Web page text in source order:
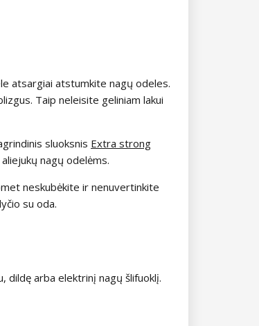
atsargiai atstumkite nagų odeles.
Taip neleisite geliniam lakui
sluoksnis Extra strong
nagų odelėms.
neskubėkite ir nenuvertinkite
su oda.
dildę arba elektrinį nagų šlifuoklį.